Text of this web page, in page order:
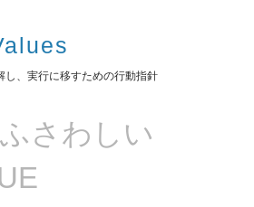
し、実行に移すための行動指針
さわしい